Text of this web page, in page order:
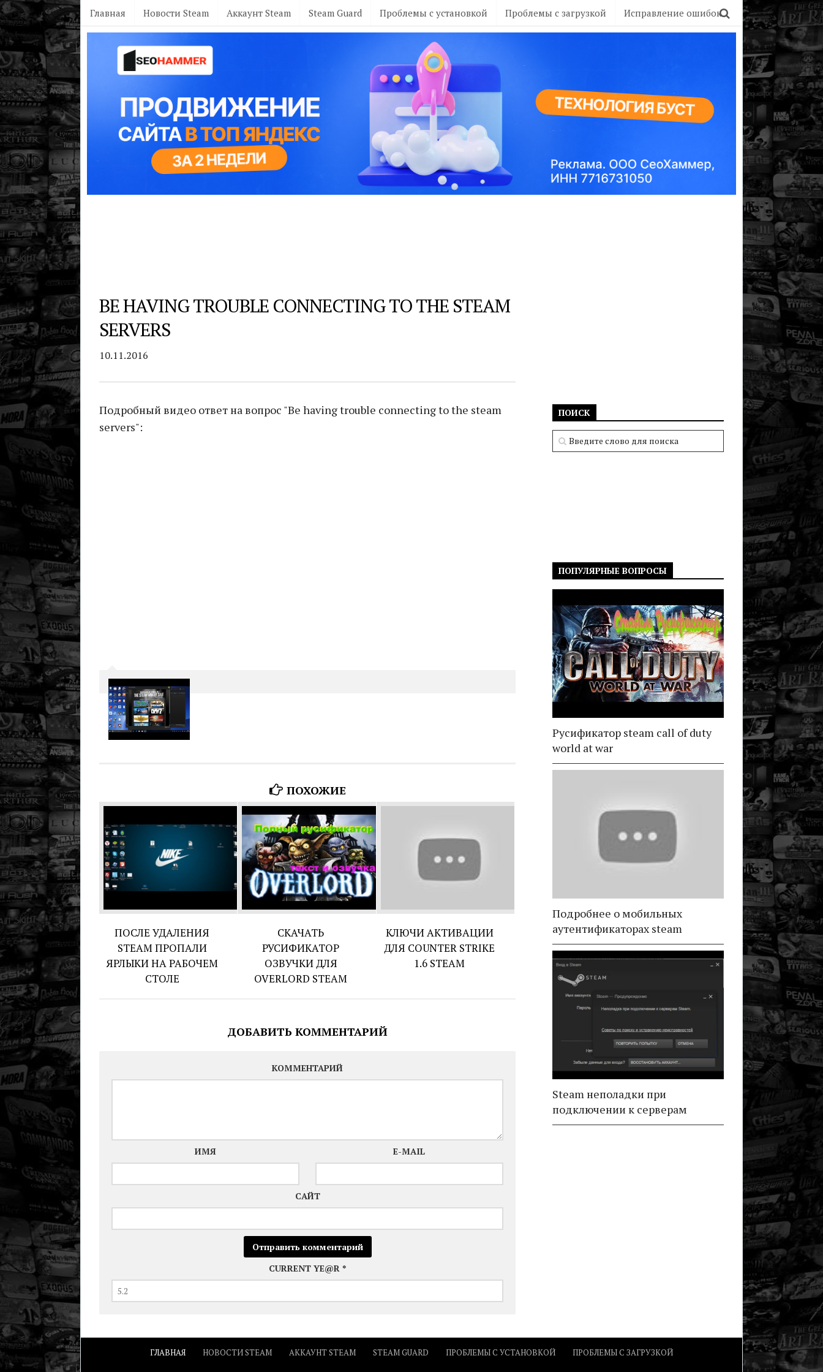
Главная Новости Steam Аккаунт Steam Steam Guard Проблемы с установкой Проблемы с загрузкой Исправление ошибок
BE HAVING TROUBLE CONNECTING TO THE STEAM
SERVERS
10.11.2016
Подробный видео ответ на вопрос "Be having trouble connecting to the steam
servers":
ПОХОЖИЕ
ПОСЛЕ УДАЛЕНИЯ
STEAM ПРОПАЛИ
ЯРЛЫКИ НА РАБОЧЕМ
СТОЛЕ
СКАЧАТЬ
РУСИФИКАТОР
ОЗВУЧКИ ДЛЯ
OVERLORD STEAM
КЛЮЧИ АКТИВАЦИИ
ДЛЯ COUNTER STRIKE
1.6 STEAM
ДОБАВИТЬ КОММЕНТАРИЙ
КОММЕНТАРИЙ
ИМЯ E-MAIL
САЙТ
CURRENT YE@R *
ПОИСК
ПОПУЛЯРНЫЕ ВОПРОСЫ
Русификатор steam call of duty
world at war
Подробнее о мобильных
аутентификаторах steam
Steam неполадки при
подключении к серверам
ГЛАВНАЯ НОВОСТИ STEAM АККАУНТ STEAM STEAM GUARD ПРОБЛЕМЫ С УСТАНОВКОЙ ПРОБЛЕМЫ С ЗАГРУЗКОЙ